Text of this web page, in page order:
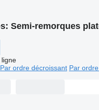
Semi-remorques
ligne
Par ordre décroissant Par